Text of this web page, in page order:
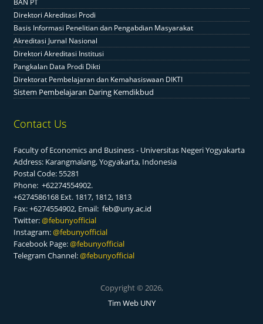
Direktori Akreditasi Prodi
Basis Informasi Penelitian dan Pengabdian Masyarakat
Akreditasi Jurnal Nasional
Direktori Akreditasi Institusi
Pangkalan Data Prodi Dikti
Direktorat Pembelajaran dan Kemahasiswaan DIKTI
Sistem Pembelajaran Daring Kemdikbud
Contact Us
Faculty of Economics and Business - Universitas Negeri Yogyakarta
Address: Karangmalang, Yogyakarta, Indonesia
Postal Code: 55281
Phone: +62274554902.
+6274586168 Ext. 1817, 1812, 1813
Fax: +6274554902, Email:feb@uny.ac.id
Twitter:@febunyofficial
Instagram:@febunyofficial
Facebook Page:@febunyofficial
Telegram Channel:@febunyofficial
Copyright © 2026,
Tim Web UNY